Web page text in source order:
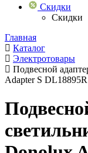
Скидки
Скидки
Главная
Каталог
Электротовары
Подвесной
Adapter S